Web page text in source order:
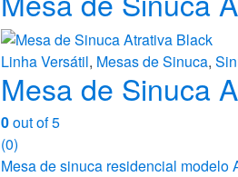
Linha Versátil, Mesas de Sinuca,
Mesa de Sinuca
0out of 5
(0)
Mesa de sinuca residencial modelo